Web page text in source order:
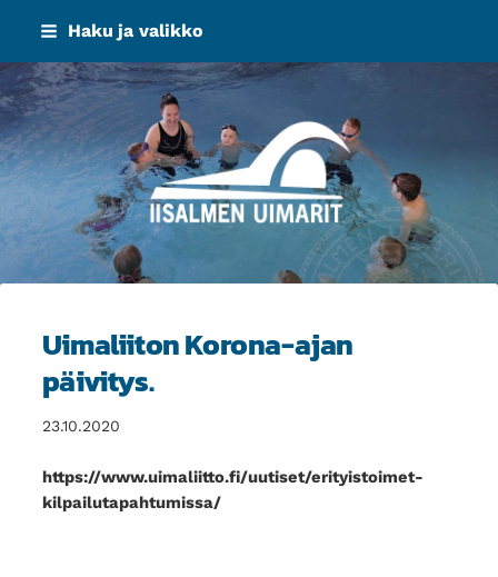
Siirry
sisältöön
Haku ja valikko
Iisalmen Uimarit ry
Uimaliiton Korona-ajan
päivitys.
23.10.2020
https://www.uimaliitto.fi/uutiset/erityistoimet-
kilpailutapahtumissa/